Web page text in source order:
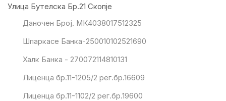
Улица Бутелска Бр.21 Скопје
Даночен Број. МК4038017512325
Шпаркасе Банка-250010102521690
Халк Банка - 270072114810131
Лиценца бр.11-1205/2 рег.бр.16609
Лиценца бр.11-1102/2 рег.бр.19600